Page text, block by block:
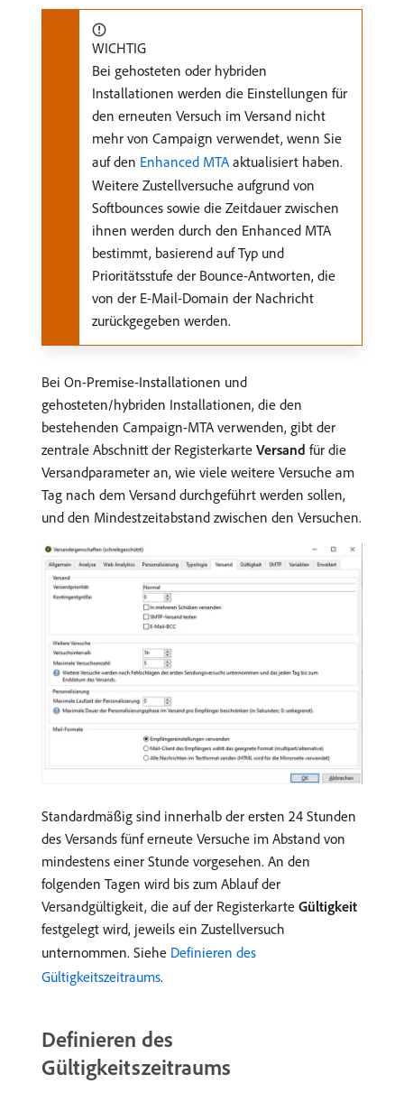
WICHTIG
Bei gehosteten oder hybriden
Installationen werden die Einstellungen für
den erneuten Versuch im Versand nicht
mehr von Campaign verwendet, wenn Sie
auf den Enhanced MTA aktualisiert haben.
Weitere Zustellversuche aufgrund von
Softbounces sowie die Zeitdauer zwischen
ihnen werden durch den Enhanced MTA
bestimmt, basierend auf Typ und
Prioritätsstufe der Bounce-Antworten, die
von der E-Mail-Domain der Nachricht
zurückgegeben werden.
Bei On-Premise-Installationen und
gehosteten/hybriden Installationen, die den
bestehenden Campaign-MTA verwenden, gibt der
zentrale Abschnitt der Registerkarte Versand für die
Versandparameter an, wie viele weitere Versuche am
Tag nach dem Versand durchgeführt werden sollen,
und den Mindestzeitabstand zwischen den Versuchen.
Standardmäßig sind innerhalb der ersten 24 Stunden
des Versands fünf erneute Versuche im Abstand von
mindestens einer Stunde vorgesehen. An den
folgenden Tagen wird bis zum Ablauf der
Versandgültigkeit, die auf der Registerkarte Gültigkeit
festgelegt wird, jeweils ein Zustellversuch
unternommen. Siehe Definieren des
Gültigkeitszeitraums.
Definieren des
Gültigkeitszeitraums